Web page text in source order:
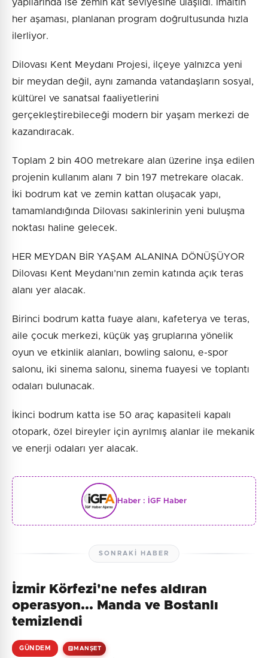
yapılarında ise zemin kat seviyesine ulaşıldı. İmaltın
her aşaması, planlanan program doğrultusunda hızla
ilerliyor.
Dilovası Kent Meydanı Projesi, ilçeye yalnızca yeni
bir meydan değil, aynı zamanda vatandaşların sosyal,
kültürel ve sanatsal faaliyetlerini
gerçekleştirebileceği modern bir yaşam merkezi de
kazandıracak.
Toplam 2 bin 400 metrekare alan üzerine inşa edilen
projenin kullanım alanı 7 bin 197 metrekare olacak.
İki bodrum kat ve zemin kattan oluşacak yapı,
tamamlandığında Dilovası sakinlerinin yeni buluşma
noktası haline gelecek.
HER MEYDAN BİR YAŞAM ALANINA DÖNÜŞÜYOR
Dilovası Kent Meydanı’nın zemin katında açık teras
alanı yer alacak.
Birinci bodrum katta fuaye alanı, kafeterya ve teras,
aile çocuk merkezi, küçük yaş gruplarına yönelik
oyun ve etkinlik alanları, bowling salonu, e-spor
salonu, iki sinema salonu, sinema fuayesi ve toplantı
odaları bulunacak.
İkinci bodrum katta ise 50 araç kapasiteli kapalı
otopark, özel bireyler için ayrılmış alanlar ile mekanik
ve enerji odaları yer alacak.
Haber : İGF Haber
SONRAKI HABER
İzmir Körfezi'ne nefes aldıran
operasyon... Manda ve Bostanlı
temizlendi
GÜNDEM MANŞET